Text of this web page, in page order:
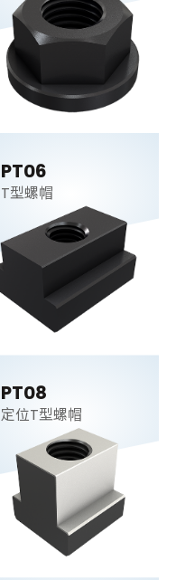
PT06
T型螺帽
PT08
定位T型螺帽